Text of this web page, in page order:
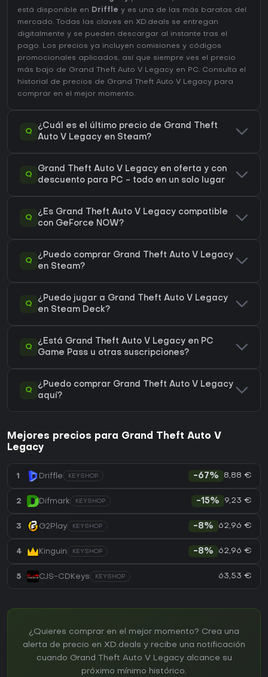
está disponible en Driffle y es una de las más baratas del
mercado. Todas las claves en XD.deals se entregan
digitalmente y se pueden descargar al instante tras el
pago. Los precios ya incluyen comisiones y códigos
promocionales aplicados, así que siempre ves el precio
más bajo de Grand Theft Auto V Legacy en PC. Consulta el
historial de precios de Grand Theft Auto V Legacy para
comprar en el mejor momento.
Q
¿Cuál es el último precio de Grand Theft
Auto V Legacy en Steam?
Q
Grand Theft Auto V Legacy en oferta y con
descuento para PC - todo en un solo lugar
Q
¿Es Grand Theft Auto V Legacy compatible
con GeForce NOW?
Q
¿Puedo comprar Grand Theft Auto V Legacy
en Steam?
Q
¿Puedo jugar a Grand Theft Auto V Legacy
en Steam Deck?
Q
¿Está Grand Theft Auto V Legacy en PC
Game Pass u otras suscripciones?
Q
¿Puedo comprar Grand Theft Auto V Legacy
aquí?
Mejores precios para Grand Theft Auto V
Legacy
1 Driffle KEYSHOP -67% 8,88 €
2 Difmark KEYSHOP -15% 9,23 €
3 G2Play KEYSHOP -8% 62,96 €
4 Kinguin KEYSHOP -8% 62,96 €
5 CJS-CDKeys KEYSHOP 63,53 €
¿Quieres comprar en el mejor momento? Crea una
alerta de precio en XD.deals y recibe una notificación
cuando Grand Theft Auto V Legacy alcance su
próximo mínimo histórico.